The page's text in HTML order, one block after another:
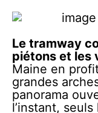
Le tramway
piétons et les
Maine en
grandes
panorama
l’instant,